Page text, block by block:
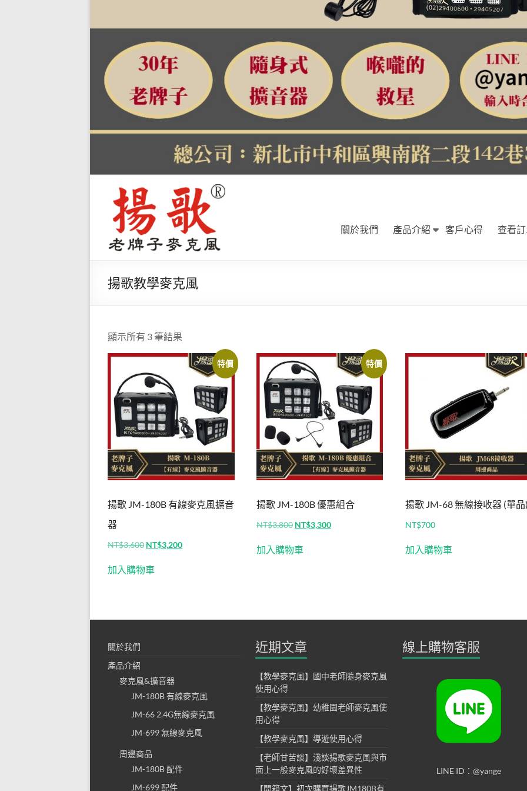
【揚
歌-教
學麥
直營
官方
線上
購物
網站
─JM-
180B
有線
風擴
音器
│無
線麥
擴音
器│
揚歌
小蜜
蜂│
專營
教學
麥克
自
有
品
揚
教
學
克
風
關於我們 產品介紹 客戶心得 查看
揚歌教學麥克風
顯示所有 3 筆結果
特價
揚歌 JM-180B 有線麥克風擴音
器
NT$3,600 原
價
NT$3,200目
加入購物車
特價
揚歌 JM-180B 優惠組合
NT$3,800 原
價
NT$3,300目
加入購物車
揚歌 JM-68 無線接收器 (單品
NT$700
加入購物車
關於我們
產品介紹
麥克風&擴音器
JM-180B 有線麥克風
JM-66 2.4G無線麥克風
JM-699 無線麥克風
周邊商品
JM-180B 配件
JM-699 配件
近期文章
【教學麥克風】國中老師隨身麥克風
使用心得
【教學麥克風】幼稚園老師麥克風使
用心得
【教學麥克風】導遊使用心得
【老師甘苦談】淺談揚歌麥克風與市
面上一般麥克風的好壞差異性
【開箱文】初次購買揚歌JM180B有
線上購物客服
LINE ID：@yange